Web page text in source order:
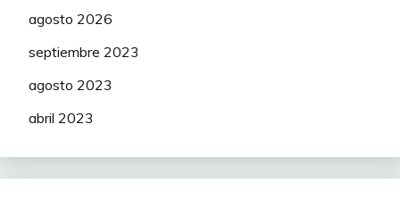
agosto 2026
septiembre 2023
agosto 2023
abril 2023